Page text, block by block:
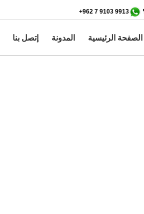
9913 9103 7 962+
إتصل بنا المدونة الصفحة الرئيسية